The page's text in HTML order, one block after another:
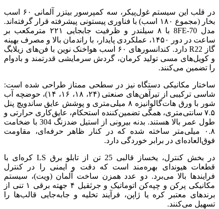
در قلب این سیستم غول‌پیکر، سه کمپرسور بیتزر آلمانی ۶۰ اسب
بخار (مجموع ۱۸۰ اسب) با فناوری پیستونی پیشرفته قرار گرفته‌اند.
مدل 8FE-70 با ۸ سیلندر و ظرفیت جابجایی ۲۲۱ مترمکعب بر
ساعت در دور ۱۴۵۰، عملکردی پایدار، با راندمان بالا و مصرف بهینه
گاز R22 دارد. کندانسورهای ۶۰ اسب هواخنک نوین با فن‌های زیلابگ
و کویل‌های مسی تولید کرمان، گردش سرمایشی قدرتمند و بادوام
را تضمین می‌کنند.
ساختار مکانیکی دستگاه نیز در سطحی ممتاز طراحی شده است:
شاسی ترکیبی از تیرآهن‌های صنعتی (۲۴، ۱۸، ۱۶، ۱۴)، حوضچه آب
شور با ورق هات‌گالوانیزه ۸ میلی‌متری و پوشش عایق ساندویچ پنل
۷.۵ سانتی‌متری، همگی تضمین‌کننده استحکام، عایق‌کاری حرارتی و
طول عمر بالا هستند. بدنه بیرونی از استیل ضدزنگ 304 با ضخامت
۰.۸ میلی‌متر ساخته شده که در کنار ظاهر حرفه‌ای، مقاومت
فوق‌العاده‌ای در برابر خوردگی دارد.
در بخش کنترل، یخساز قالبی 25 تن از تابلو برق LS کره‌ای با
قطعات هیوندای بهره‌مند است که دقت و ایمنی را در کنترل
فرایندها بالا می‌برد. دو عدد همزن ساخت آلمان (ویت)، سیستم
مکانیکی پرکن و چپه‌کن اتوماتیک و جرثقیل ۴ جهته برقی ۱ تنی از
برندهای معتبر کره یا ژاپن، فرآیند تخلیه و جابه‌جایی قالب‌ها را
تسهیل می‌کنند.